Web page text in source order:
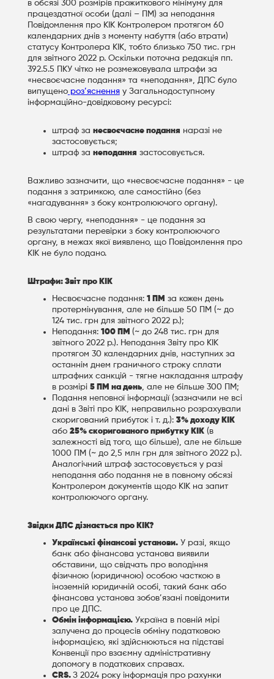
в обсязі 300 розмірів прожиткового мінімуму для
працездатної особи (далі – ПМ) за неподання
Повідомлення про КІК Контролером протягом 60
календарних днів з моменту набуття (або втрати)
статусу Контролера КІК, тобто близько 750 тис. грн
для звітного 2022 р. Оскільки поточна редакція пп.
392.5.5 ПКУ чітко не розмежовувала штрафи за
«несвоєчасне подання» та «неподання», ДПС було
випущенороз’ясненняу Загальнодоступному
інформаційно-довідковому ресурсі:
штраф за несвоєчасне подання наразі не
застосовується;
штраф за неподання застосовується.
Важливо зазначити, що «несвоєчасне подання» - це
подання з затримкою, але самостійно (без
«нагадування» з боку контролюючого органу).
В свою чергу, «неподання» - це подання за
результатами перевірки з боку контролюючого
органу, в межах якої виявлено, що Повідомлення про
КІК не було подано.
Штрафи: Звіт про КІК
Несвоєчасне подання: 1 ПМ за кожен день
протермінування, але не більше 50 ПМ (~ до
124 тис. грн для звітного 2022 р.);
Неподання: 100 ПМ (~ до 248 тис. грн для
звітного 2022 р.). Неподання Звіту про КІК
протягом 30 календарних днів, наступних за
останнім днем граничного строку сплати
штрафних санкцій - тягне накладання штрафу
в розмірі 5 ПМ на день, але не більше 300 ПМ;
Подання неповної інформації (зазначили не всі
дані в Звіті про КІК, неправильно розрахували
скоригований прибуток і т. д.): 3% доходу КІК
або 25% скоригованого прибутку КІК(в
залежності від того, що більше), але не більше
1000 ПМ (~ до 2,5 млн грн для звітного 2022 р.).
Аналогічний штраф застосовується у разі
неподання або подання не в повному обсязі
Контролером документів щодо КІК на запит
контролюючого органу.
Звідки ДПС дізнається про КІК?
Українські фінансові установи.У разі, якщо
банк або фінансова установа виявили
обставини, що свідчать про володіння
фізичною (юридичною) особою часткою в
іноземній юридичній особі, такий банк або
фінансова установа зобов’язані повідомити
про це ДПС.
Обмін інформацією.Україна в повній мірі
залучена до процесів обміну податковою
інформацією, які здійснюються на підставі
Конвенції про взаємну адміністративну
допомогу в податкових справах.
CRS. З 2024 року інформація про рахунки